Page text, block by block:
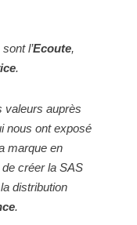
l’Ecoute,
.
valeurs auprès
nous ont exposé
marque en
créer la SAS
distribution
.